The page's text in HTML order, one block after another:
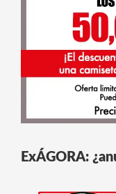
ExÁGORA: